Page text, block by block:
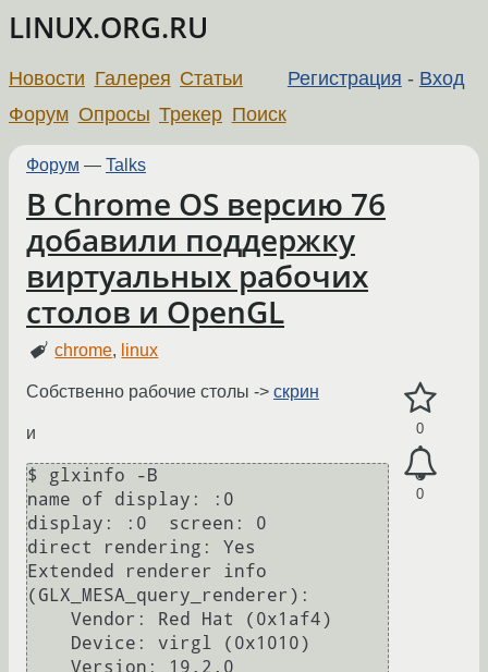
LINUX.ORG.RU
Регистрация - Вход
Новости Галерея Статьи
Форум Опросы Трекер Поиск
Форум — Talks
В Chrome OS версию 76
добавили поддержку
виртуальных рабочих
столов и OpenGL
chrome, linux
0
0
Собственно рабочие столы -> скрин
и
$ glxinfo -B
name of display: :0
display: :0  screen: 0
direct rendering: Yes
Extended renderer info
(GLX_MESA_query_renderer):